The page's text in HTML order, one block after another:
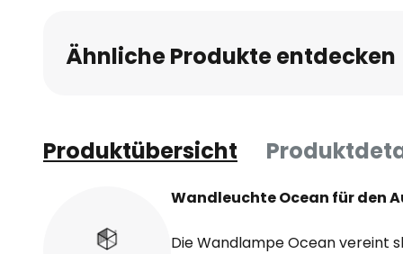
Ähnliche Produkte entdecken
Produktübersicht
Wandleuchte Ocean für den
Die Wandlampe Ocean vereint